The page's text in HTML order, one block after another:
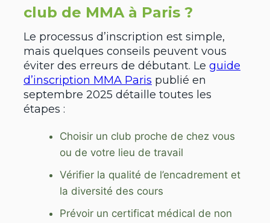
club de MMA à Paris ?
Le processus d’inscription est simple,
mais quelques conseils peuvent vous
éviter des erreurs de débutant. Le guide
d’inscription MMA Paris publié en
septembre 2025 détaille toutes les
étapes :
Choisir un club proche de chez vous
ou de votre lieu de travail
Vérifier la qualité de l’encadrement et
la diversité des cours
Prévoir un certificat médical de non